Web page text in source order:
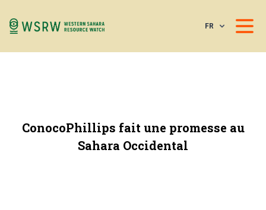
FR
ConocoPhillips fait une promesse au
Sahara Occidental